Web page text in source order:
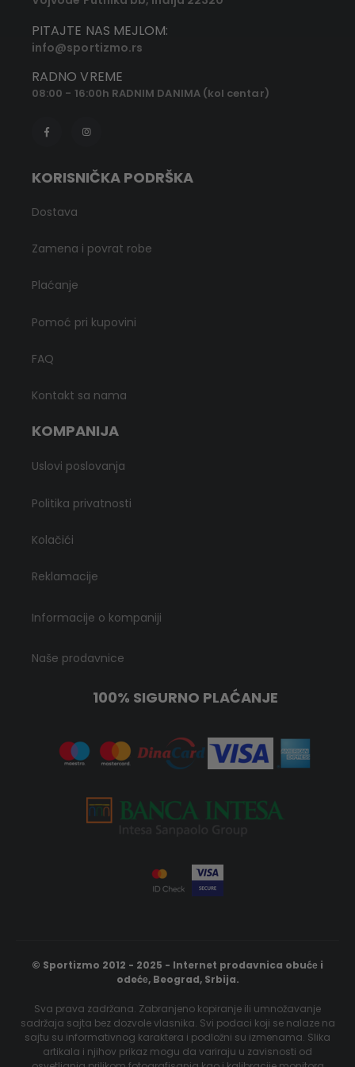
PITAJTE NAS MEJLOM:
info@sportizmo.rs
RADNO VREME
08:00 - 16:00h RADNIM DANIMA (kol centar)
KORISNIČKA PODRŠKA
Dostava
Zamena i povrat robe
Plaćanje
Pomoć pri kupovini
FAQ
Kontakt sa nama
KOMPANIJA
Uslovi poslovanja
Politika privatnosti
Kolačići
Reklamacije
Informacije o kompaniji
Naše prodavnice
100% SIGURNO PLAĆANJE
© Sportizmo 2012 - 2025 - Internet prodavnica obućе i
odećе, Beograd, Srbija.
Sva prava zadržana. Zabranjeno kopiranje ili umnožavanje
sadržaja sajta bez dozvole vlasnika. Svi podaci koji se nalaze na
sajtu su informativnog karaktera i podložni su izmenama. Slika
artikala i njihov prikaz mogu da variraju u zavisnosti od